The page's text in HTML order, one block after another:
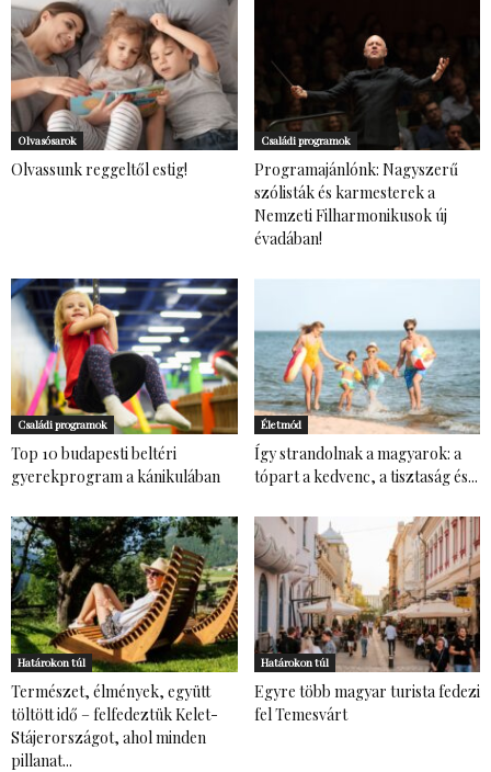
Olvasósarok
Olvassunk reggeltől estig!
Családi programok
Programajánlónk: Nagyszerű
szólisták és karmesterek a
Nemzeti Filharmonikusok új
évadában!
Családi programok
Top 10 budapesti beltéri
gyerekprogram a kánikulában
Életmód
Így strandolnak a magyarok: a
tópart a kedvenc, a tisztaság és...
Határokon túl
Természet, élmények, együtt
töltött idő – felfedeztük Kelet-
Stájerországot, ahol minden
pillanat...
Határokon túl
Egyre több magyar turista fedezi
fel Temesvárt